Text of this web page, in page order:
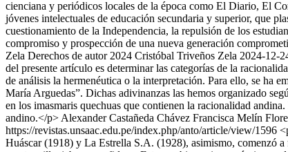
cienciana y periódicos locales de la época como El Diario, El
jóvenes intelectuales de educación secundaria y superior, que
cuestionamiento de la Independencia, la repulsión de los
compromiso y prospección de una nueva generación
Zela Derechos de autor 2024 Cristóbal Triveños Zela 2024-12-
del presente artículo es determinar las categorías de la
de análisis la hermenéutica o la interpretación. Para ello, se ha
María Arguedas”. Dichas adivinanzas las hemos organizado
en los imasmaris quechuas que contienen la racionalidad
andino.</p> Alexander Castañeda Chávez Francisca Melín
https://revistas.unsaac.edu.pe/index.php/anto/article/view/1596
Huáscar (1918) y La Estrella S.A. (1928), asimismo, comenzó a